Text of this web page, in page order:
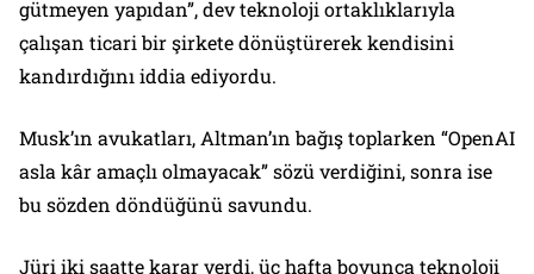
gütmeyen yapıdan”, dev teknoloji ortaklıklarıyla
çalışan ticari bir şirkete dönüştürerek kendisini
kandırdığını iddia ediyordu.
Musk’ın avukatları, Altman’ın bağış toplarken “OpenAI
asla kâr amaçlı olmayacak” sözü verdiğini, sonra ise
bu sözden döndüğünü savundu.
Jüri iki saatte karar verdi, üç hafta boyunca teknoloji